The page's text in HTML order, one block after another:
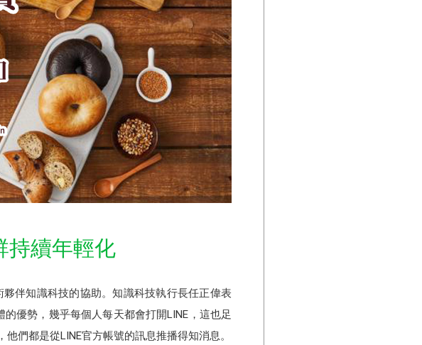
持續年輕化
伴知識科技的協助。知識科技執行長任正偉表
優勢，幾乎每個人每天都會打開LINE，這也足
們都是從LINE官方帳號的訊息推播得知消息。